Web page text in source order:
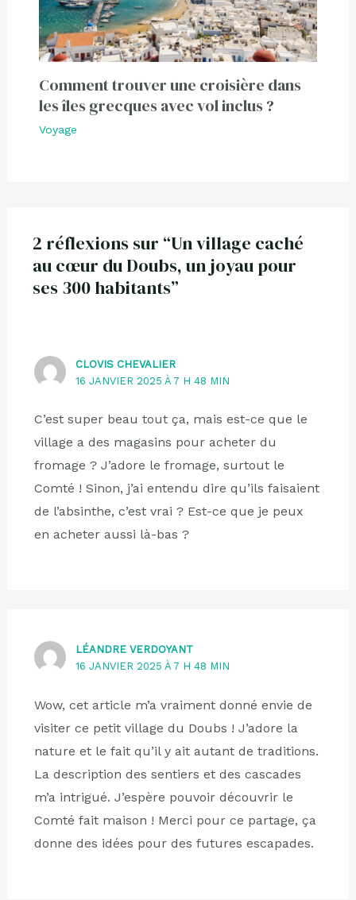
Comment trouver une croisière dans
les îles grecques avec vol inclus ?
Voyage
2 réflexions sur “Un village caché
au cœur du Doubs, un joyau pour
ses 300 habitants”
CLOVIS CHEVALIER
16 JANVIER 2025 À 7 H 48 MIN
C’est super beau tout ça, mais est-ce que le
village a des magasins pour acheter du
fromage ? J’adore le fromage, surtout le
Comté ! Sinon, j’ai entendu dire qu’ils faisaient
de l’absinthe, c’est vrai ? Est-ce que je peux
en acheter aussi là-bas ?
LÉANDRE VERDOYANT
16 JANVIER 2025 À 7 H 48 MIN
Wow, cet article m’a vraiment donné envie de
visiter ce petit village du Doubs ! J’adore la
nature et le fait qu’il y ait autant de traditions.
La description des sentiers et des cascades
m’a intrigué. J’espère pouvoir découvrir le
Comté fait maison ! Merci pour ce partage, ça
donne des idées pour des futures escapades.